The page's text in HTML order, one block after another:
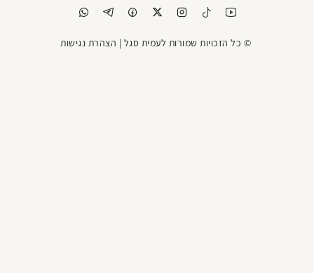
© כל הזכויות שמורות לעמית סגל | הצהרת נגישות